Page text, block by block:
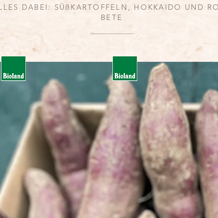
DABEI: SÜßKARTOFFELN, HOKKAIDO UND
BETE